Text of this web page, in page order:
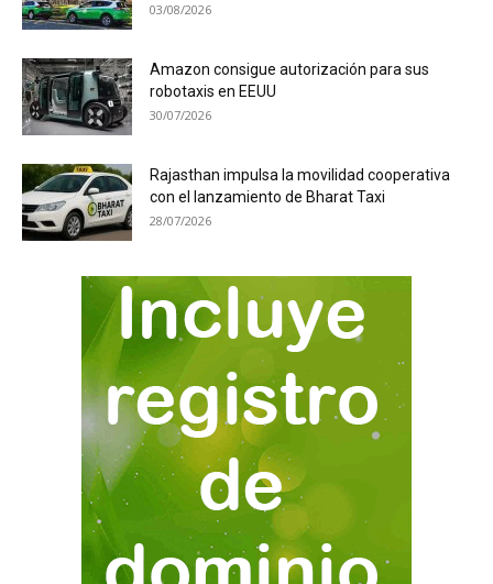
03/08/2026
Amazon consigue autorización para sus
robotaxis en EEUU
30/07/2026
Rajasthan impulsa la movilidad cooperativa
con el lanzamiento de Bharat Taxi
28/07/2026